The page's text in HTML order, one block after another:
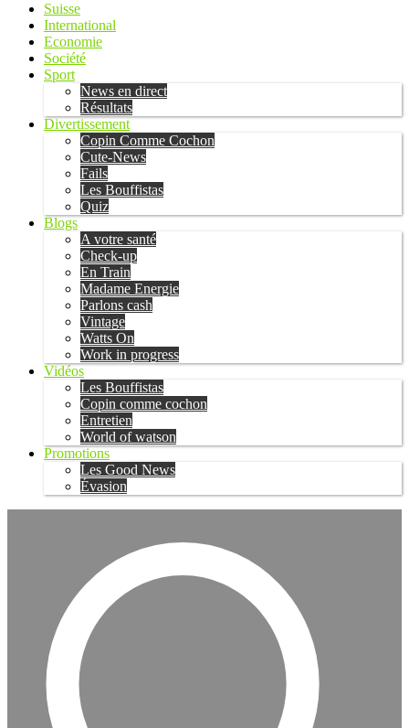
Suisse
International
Economie
Société
Sport
News en direct
Résultats
Divertissement
Copin Comme Cochon
Cute-News
Fails
Les Bouffistas
Quiz
Blogs
A votre santé
Check-up
En Train
Madame Energie
Parlons cash
Vintage
Watts On
Work in progress
Vidéos
Les Bouffistas
Copin comme cochon
Entretien
World of watson
Promotions
Les Good News
Évasion